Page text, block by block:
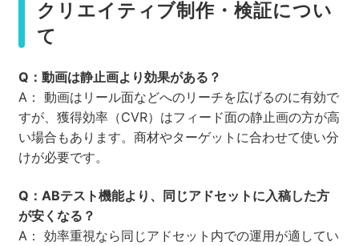
クリエイティブ制作・検証につい
て
Q：動画は静止画より効果がある？
A： 動画はリール面などへのリーチを広げるのに有効で
すが、獲得効率（CVR）はフィード面の静止画の方が高
い場合もあります。商材やターゲットに合わせて使い分
けが必要です。
Q：ABテスト機能より、同じアドセットに入稿した方
が安くなる？
A： 効率重視なら同じアドセット内での運用が適してい